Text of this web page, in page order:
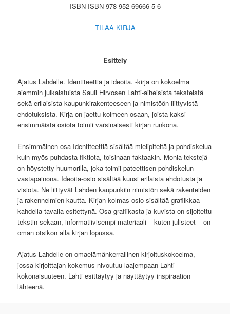
ISBN ISBN 978-952-69666-5-6
TILAA KIRJA
————————————————————
Esittely
Ajatus Lahdelle. Identiteettiä ja ideoita. -kirja on kokoelma
aiemmin julkaistuista Sauli Hirvosen Lahti-aiheisista teksteistä
sekä erilaisista kaupunkirakenteeseen ja nimistöön liittyvistä
ehdotuksista. Kirja on jaettu kolmeen osaan, joista kaksi
ensimmäistä osiota toimii varsinaisesti kirjan runkona.
Ensimmäinen osa Identiteettiä sisältää mielipiteitä ja pohdiskelua
kuin myös puhdasta fiktiota, toisinaan faktaakin. Monia tekstejä
on höystetty huumorilla, joka toimii pateettisen pohdiskelun
vastapainona. Ideoita-osio sisältää kuusi erilaista ehdotusta ja
visiota. Ne liittyvät Lahden kaupunkiin nimistön sekä rakenteiden
ja rakennelmien kautta. Kirjan kolmas osio sisältää grafiikkaa
kahdella tavalla esitettynä. Osa grafiikasta ja kuvista on sijoitettu
tekstin sekaan, informatiivisempi materiaali – kuten julisteet – on
oman otsikon alla kirjan lopussa.
Ajatus Lahdelle on omaelämänkerrallinen kirjoituskokoelma,
jossa kirjoittajan kokemus nivoutuu laajempaan Lahti-
kokonaisuuteen. Lahti esittäytyy ja näyttäytyy inspiraation
lähteenä.